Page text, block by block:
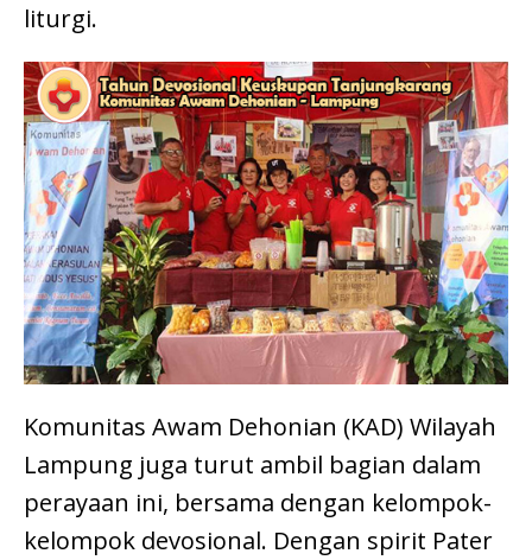
liturgi.
Komunitas Awam Dehonian (KAD) Wilayah
Lampung juga turut ambil bagian dalam
perayaan ini, bersama dengan kelompok-
kelompok devosional. Dengan spirit Pater